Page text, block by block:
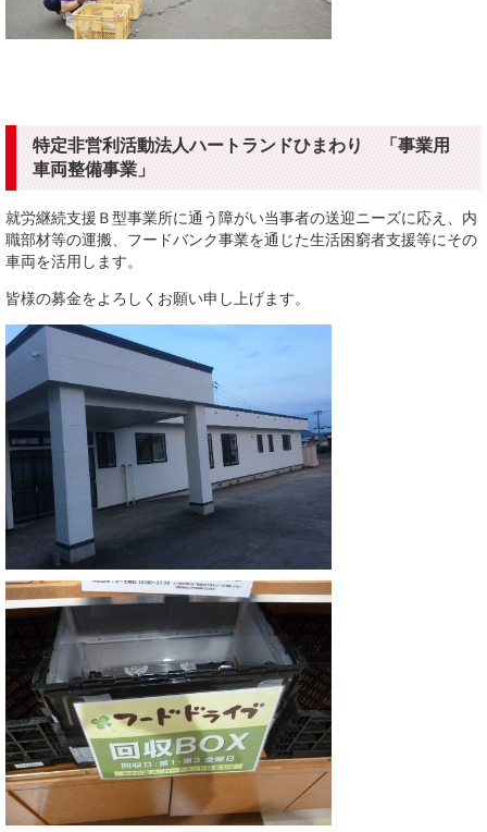
特定非営利活動法人ハートランドひまわり 「事業用
車両整備事業」
就労継続支援Ｂ型事業所に通う障がい当事者の送迎ニーズに応え、内
職部材等の運搬、フードバンク事業を通じた生活困窮者支援等にその
車両を活用します。
皆様の募金をよろしくお願い申し上げます。